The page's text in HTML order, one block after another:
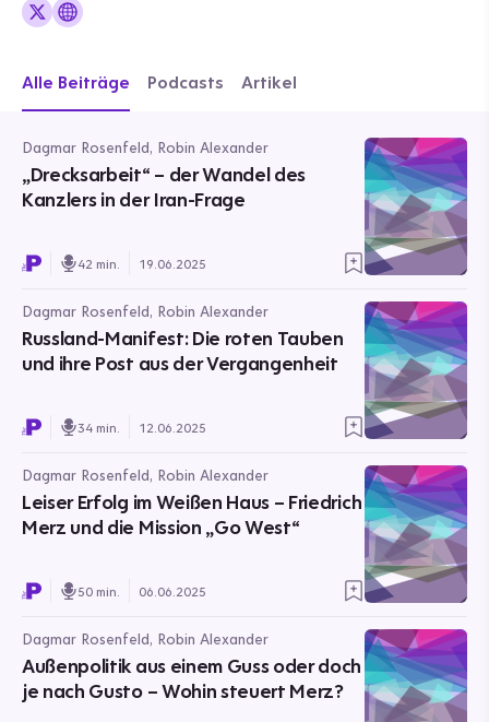
Alle Beiträge Podcasts Artikel
Dagmar Rosenfeld, Robin Alexander
„Drecksarbeit“ – der Wandel des
Kanzlers in der Iran-Frage
42 min. 19.06.2025
Dagmar Rosenfeld, Robin Alexander
Russland-Manifest: Die roten Tauben
und ihre Post aus der Vergangenheit
34 min. 12.06.2025
Dagmar Rosenfeld, Robin Alexander
Leiser Erfolg im Weißen Haus – Friedrich
Merz und die Mission „Go West“
50 min. 06.06.2025
Dagmar Rosenfeld, Robin Alexander
Außenpolitik aus einem Guss oder doch
je nach Gusto – Wohin steuert Merz?